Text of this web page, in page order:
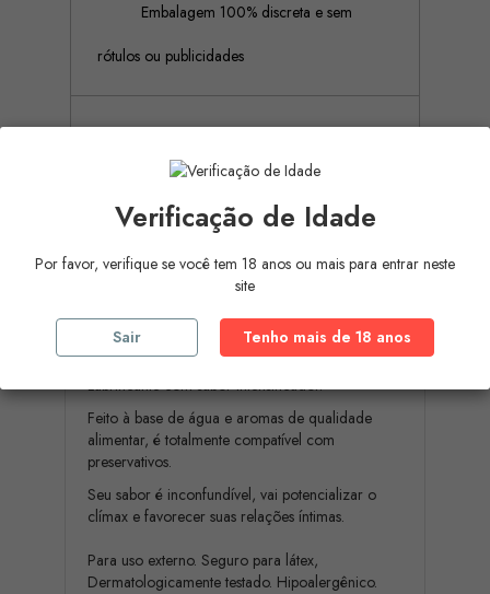
Embalagem 100% discreta e sem
rótulos ou publicidades
pagamento por referência Multibanco, Mbway
e cartões de crédito)
Descrição Detalhes do produto
Lubrificante com sabor intensificador.
Feito à base de água e aromas de qualidade
alimentar, é totalmente compatível com
preservativos.
Seu sabor é inconfundível, vai potencializar o
clímax e favorecer suas relações íntimas.
Para uso externo. Seguro para látex,
Dermatologicamente testado. Hipoalergênico.
Verificação de Idade
Por favor, verifique se você tem 18 anos ou mais para entrar neste
site
Sair Tenho mais de 18 anos